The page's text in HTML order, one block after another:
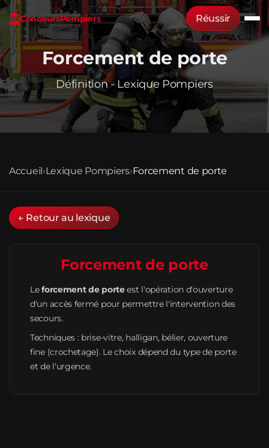
ConcoursPompiers Réussir
Forcement de porte
Définition - Lexique Pompiers
Accueil›Lexique Pompiers›Forcement de porte
← Retour au lexique
Forcement de porte
Leforcement de porteest l'opération d'ouverture
d'un accès fermé pour permettre l'intervention des
secours.
Techniques : brise-vitre, halligan, bélier, ouverture
fine (crochetage). Le choix dépend du type de porte
et de l'urgence.